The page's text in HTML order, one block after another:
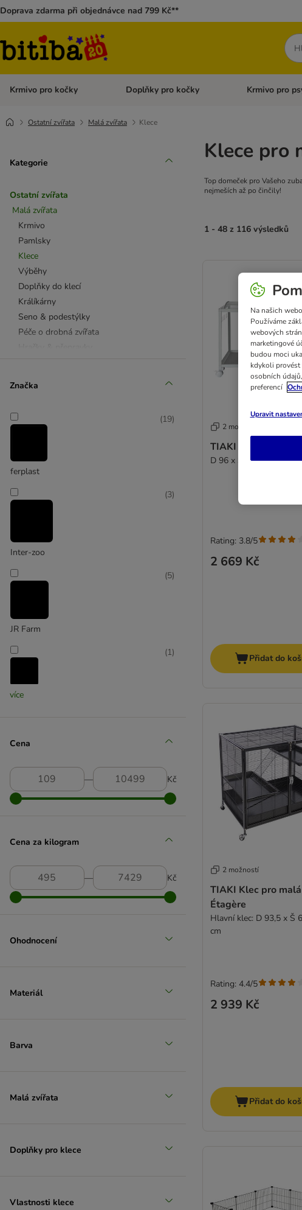
Doprava zdarma při objednávce nad 799 Kč**
Krmivo pro kočky Otevřít menu: Krmivo pro kočky
Doplňky pro kočky Otevřít menu:
Krmivo pro
Ostatní zvířata Malá zvířata Klece
Kategorie
Ostatní zvířata
Malá zvířata
Krmivo
Pamlsky
Klece
Výběhy
Doplňky do klecí
Králíkárny
Seno & podestýlky
Péče o drobná zvířata
Značka
ferplast
(19)
Inter-zoo
(3)
JR Farm
(5)
Kerbl
(1)
Kerbl Pet
Lionto
( )
více
Cena
― Kč
Cena za kilogram
― Kč
Ohodnocení
Materiál
Barva
Malá zvířata
Doplňky pro klece
Vlastnosti klece
Klece pro
Top domeček pro Vašeho
nejmeších až po činčily!
1 - 48 z 116 výsledků
2 možností
TIAKI výběh pro
D 96 x Š 47 x V 62 cm
2 669 Kč
Rating: 3.8/5
Přidat do
2 možností
TIAKI Klec pro
Étagère
Hlavní klec: D 93,5 x Š
cm
2 939 Kč
Rating: 4.4/5
Přidat do
Na našich
Používáme
webových
marketingové
budou moci
kdykoli provést
osobních
preferencí
Upravit